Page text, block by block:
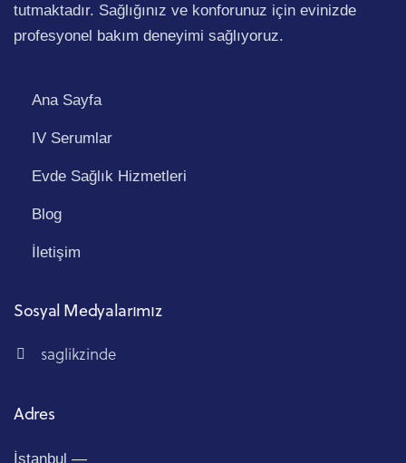
tutmaktadır. Sağlığınız ve konforunuz için evinizde
profesyonel bakım deneyimi sağlıyoruz.
Ana Sayfa
IV Serumlar
Evde Sağlık Hizmetleri
Blog
İletişim
Sosyal Medyalarımız
saglikzinde
Adres
İstanbul —